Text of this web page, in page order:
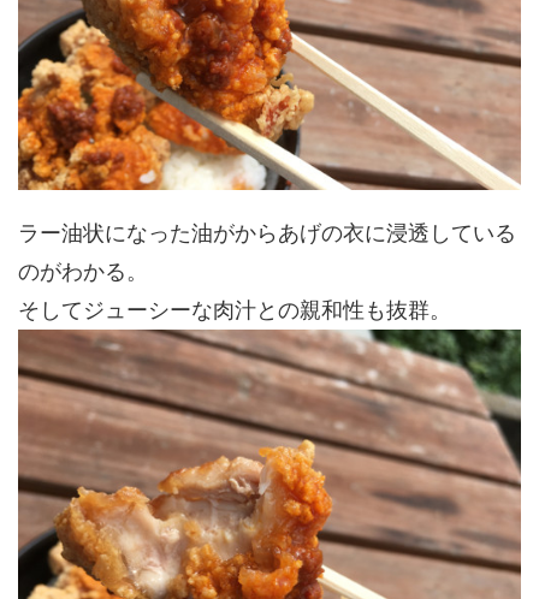
ラー油状になった油がからあげの衣に浸透している
のがわかる。
そしてジューシーな肉汁との親和性も抜群。